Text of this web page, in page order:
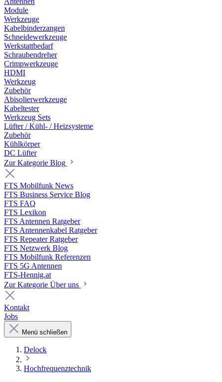
Module
Werkzeuge
Kabelbinderzangen
Schneidewerkzeuge
Werkstattbedarf
Schraubendreher
Crimpwerkzeuge
HDMI
Werkzeug
Zubehör
Abisolierwerkzeuge
Kabeltester
Werkzeug Sets
Lüfter / Kühl- / Heizsysteme
Zubehör
Kühlkörper
DC Lüfter
Zur Kategorie Blog
FTS Mobilfunk News
FTS Business Service Blog
FTS FAQ
FTS Lexikon
FTS Antennen Ratgeber
FTS Antennenkabel Ratgeber
FTS Repeater Ratgeber
FTS Netzwerk Blog
FTS Mobilfunk Referenzen
FTS 5G Antennen
FTS-Hennig.at
Zur Kategorie Über uns
Kontakt
Jobs
Menü schließen
Delock
Hochfrequenztechnik